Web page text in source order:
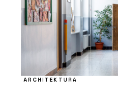
ARCHITEKTURA